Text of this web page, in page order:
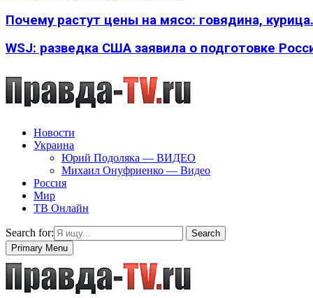
Почему растут цены на мясо: говядина,
WSJ: разведка США заявила о подготовке
Новости
Украина
Юрий Подоляка — ВИДЕО
Михаил Онуфриенко — Видео
Россия
Мир
ТВ Онлайн
Search for:
Search
Primary Menu